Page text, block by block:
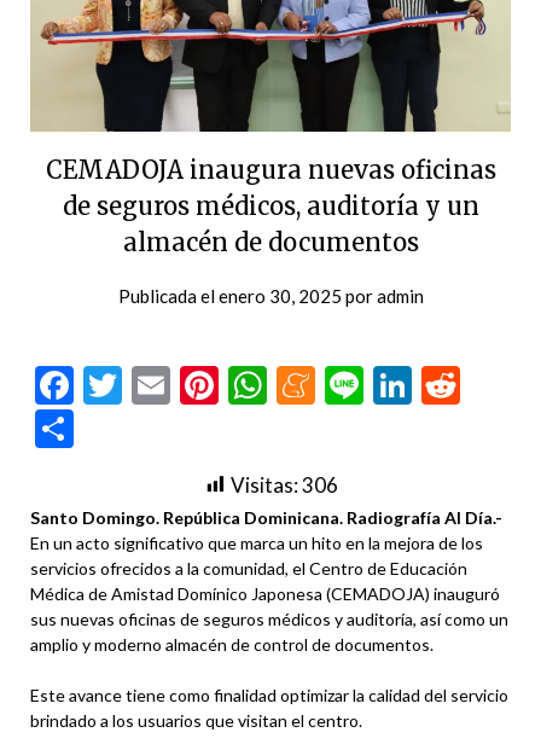
CEMADOJA inaugura nuevas oficinas
de seguros médicos, auditoría y un
almacén de documentos
Publicada elenero 30, 2025 poradmin
Facebook
Twitter
EmailPinterest
WhatsApp
Meneame
Line
Visitas:306
Santo Domingo. República Dominicana. Radiografía Al Día.-
En un acto significativo que marca un hito en la mejora de los
servicios ofrecidos a la comunidad, el Centro de Educación
Médica de Amistad Domínico Japonesa (CEMADOJA) inauguró
sus nuevas oficinas de seguros médicos y auditoría, así como un
amplio y moderno almacén de control de documentos.
Este avance tiene como finalidad optimizar la calidad del servicio
brindado a los usuarios que visitan el centro.